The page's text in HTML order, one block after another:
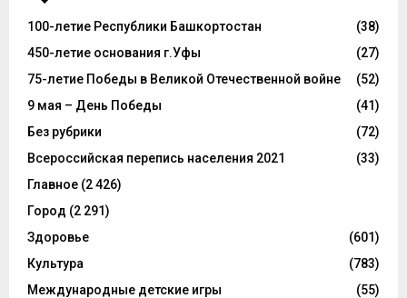
100-летие Республики Башкортостан
(38)
450-летие основания г.Уфы
(27)
75-летие Победы в Великой Отечественной войне
(52)
9 мая – День Победы
(41)
Без рубрики
(72)
Всероссийская перепись населения 2021
(33)
Главное (2 426)
Город (2 291)
Здоровье
(601)
Культура
(783)
Международные детские игры
(55)